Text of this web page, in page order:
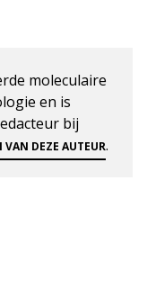
moleculaire
en is
bij
VAN DEZE AUTEUR.